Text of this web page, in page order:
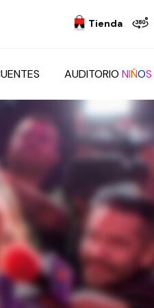
AUDITORIO NIÑOS
Tienda